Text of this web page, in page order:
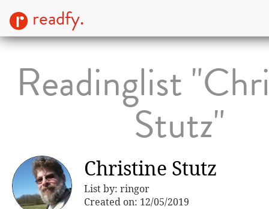
readfy.
Readinglist
Stutz"
Christine Stutz
List by: ringor
Created on: 12/05/2019